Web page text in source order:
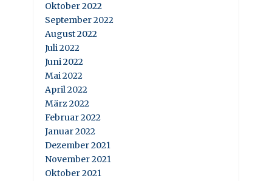
Oktober 2022
September 2022
August 2022
Juli 2022
Juni 2022
Mai 2022
April 2022
März 2022
Februar 2022
Januar 2022
Dezember 2021
November 2021
Oktober 2021